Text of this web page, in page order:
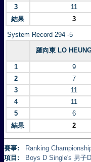
3
11
結果
3
System Record 294 -5
羅向東 LO
1
9
2
7
3
11
4
11
5
6
結果
2
賽事:
Ranking
項目:
Boys D Single's 男子